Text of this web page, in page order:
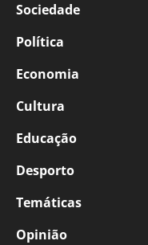
Sociedade
Política
Economia
Cultura
Educação
Desporto
Temáticas
Opinião